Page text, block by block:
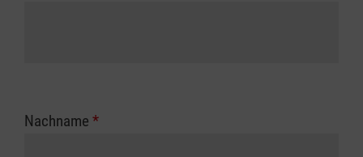
Nachname *